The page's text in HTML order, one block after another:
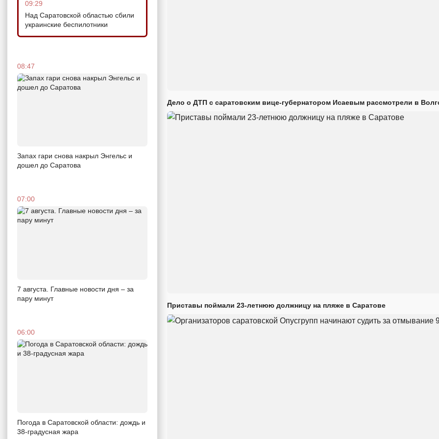
09:29
Над Саратовской областью сбили
украинские беспилотники
08:47
Запах гари снова накрыл Энгельс и
дошел до Саратова
07:00
7 августа. Главные новости дня – за
пару минут
06:00
Погода в Саратовской области: дождь и
38-градусная жара
Дело о ДТП с саратовским вице-губернатором Исаевым рассмотрели в
Приставы поймали 23-летнюю должницу на пляже в Саратове